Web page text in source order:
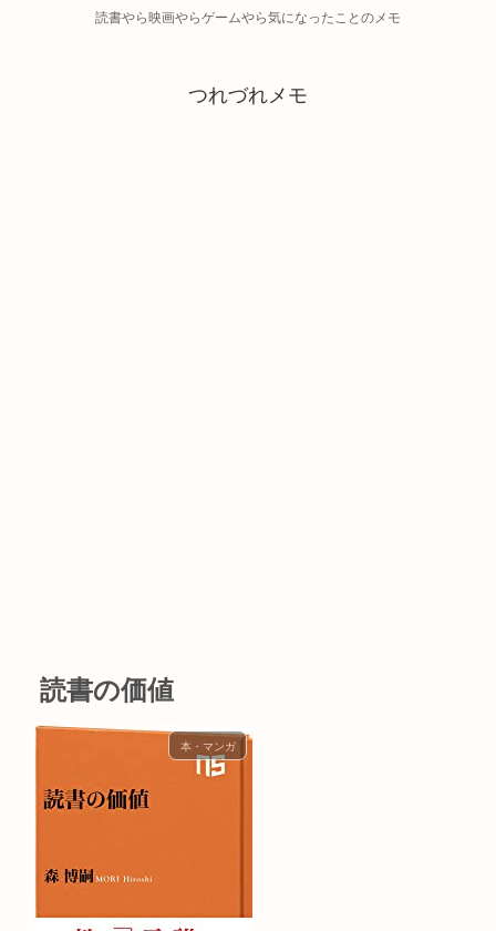
読書やら映画やらゲームやら気になったことのメモ
つれづれメモ
読書の価値
本・マンガ